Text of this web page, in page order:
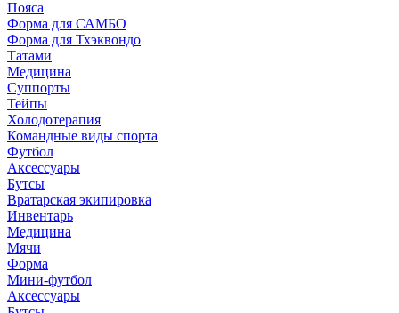
Пояса
Форма для САМБО
Форма для Тхэквондо
Татами
Медицина
Суппорты
Тейпы
Холодотерапия
Командные виды спорта
Футбол
Аксессуары
Бутсы
Вратарская экипировка
Инвентарь
Медицина
Мячи
Форма
Мини-футбол
Аксессуары